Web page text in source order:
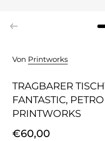
Von Printworks
TRAGBARER
FANTASTIC,
PRINTWORKS
€60,00